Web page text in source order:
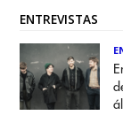
ENTREVISTAS